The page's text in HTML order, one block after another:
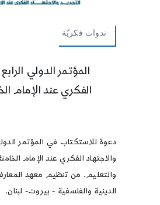
ندوات فكريّة
المؤتمر الدولي
الفكري عند الإمام
دعوة للاستكتاب في المؤتمر
والاجتهاد الفكري عند الإمام
والتعليم. من تنظيم معهد
الدينية والفلسفية - بيروت- لبنان.